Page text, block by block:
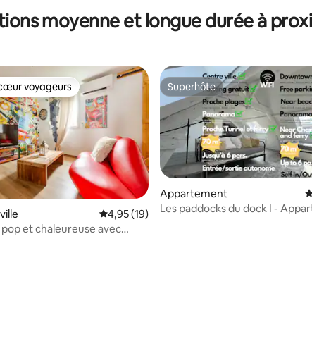
moyenne et longue durée à
voyageurs
voyageurs
Évaluation moyenne sur la base de 19
4,95 (19)
et chaleureuse avec
Superhôte
Superhôte
Appartement
Les paddocks du dock I -